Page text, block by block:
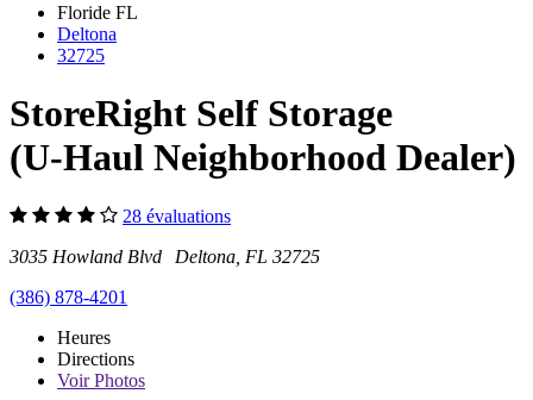
Floride FL
Deltona
32725
StoreRight Self Storage
(U-Haul Neighborhood Dealer)
28 évaluations
3035 Howland Blvd Deltona, FL 32725
(386) 878-4201
Heures
Directions
VoirPhotos